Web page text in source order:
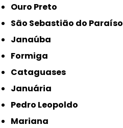
Ouro Preto
São Sebastião do Paraíso
Janaúba
Formiga
Cataguases
Januária
Pedro Leopoldo
Mariana